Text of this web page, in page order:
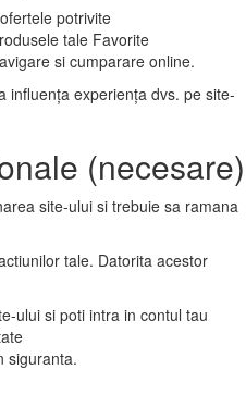
potrivite
tale Favorite
si cumparare online.
influența experiența dvs. pe site-
(necesare)
site-ului si trebuie sa ramana
tale. Datorita acestor
ului si poti intra in contul tau
siguranta.